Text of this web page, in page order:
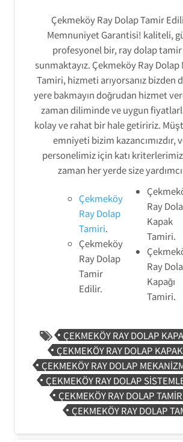
Çekmeköy Ray Dolap Tamir
Memnuniyet Garantisi! kaliteli,
profesyonel bir, ray dolap
sunmaktayız. Çekmeköy Ray Dolap
Tamiri, hizmeti arıyorsanız bizden
yere bakmayın doğrudan hizmet
zaman diliminde ve uygun
kolay ve rahat bir hale getiririz.
emniyeti bizim kazancımızdır,
personelimiz için katı kriterlerimiz
zaman her yerde size
Çekmeköy
Ray Dolap
Tamiri.
Çekmeköy
Ray Dolap
Tamir
Edilir.
Ray
Kapak
Tamiri.
Ray
Kapağı
Tamiri.
ÇEKMEKÖY RAY DOLAP
ÇEKMEKÖY RAY DOLAP
ÇEKMEKÖY RAY DOLAP
ÇEKMEKÖY RAY DOLAP
ÇEKMEKÖY RAY DOLAP
ÇEKMEKÖY RAY DOLAP